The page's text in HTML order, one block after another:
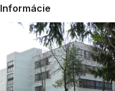
Informácie